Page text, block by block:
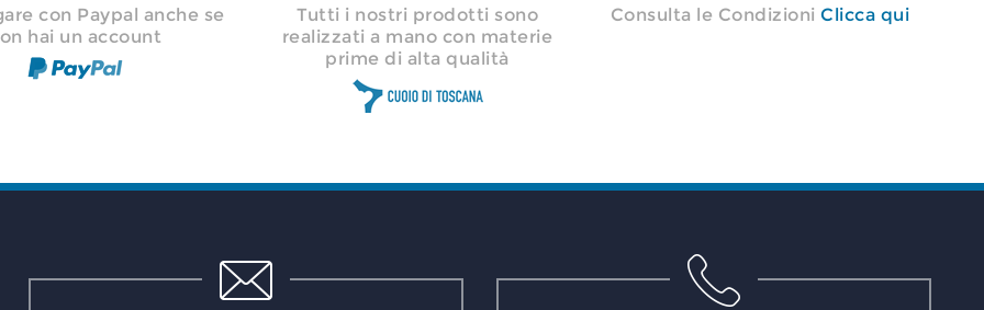
con Paypal anche se
hai un account
Tutti i nostri prodotti sono
realizzati a mano con materie
prime di alta qualità
Consulta le CondizioniClicca qui